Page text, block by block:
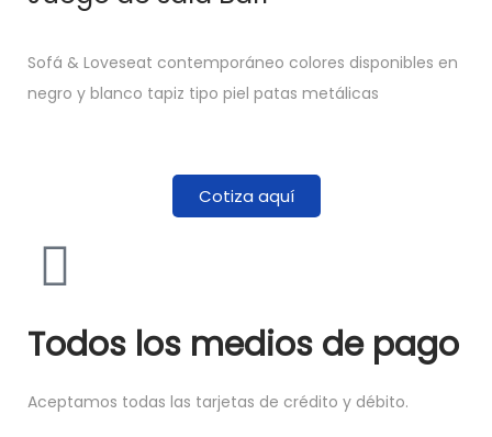
Sofá & Loveseat contemporáneo colores disponibles en
negro y blanco tapiz tipo piel patas metálicas
Cotiza aquí
Todos los medios de pago
Aceptamos todas las tarjetas de crédito y débito.